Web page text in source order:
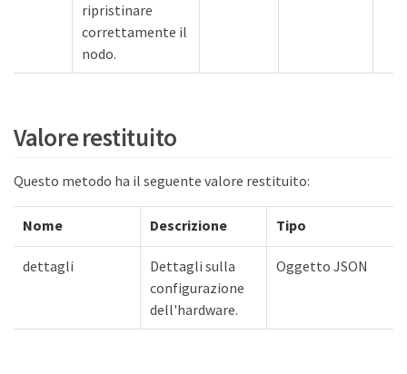
ripristinare
correttamente il
nodo.
Valore restituito
Questo metodo ha il seguente valore restituito:
Nome Descrizione Tipo
dettagli
Dettagli sulla
configurazione
dell'hardware.
Oggetto JSON